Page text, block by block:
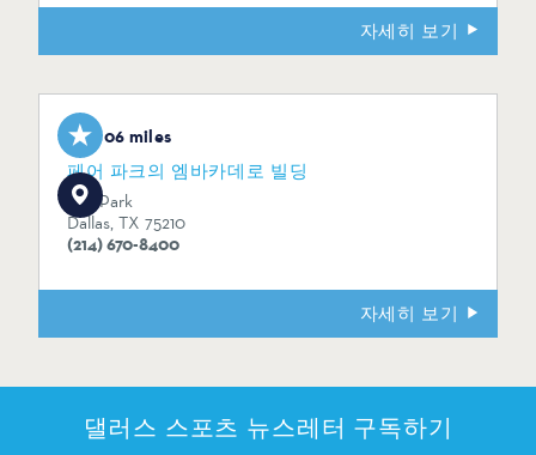
자세히 보기
2.06 miles
페어 파크의 엠바카데로 빌딩
Fair Park
Dallas, TX 75210
(214) 670-8400
자세히 보기
댈러스 스포츠 뉴스레터 구독하기